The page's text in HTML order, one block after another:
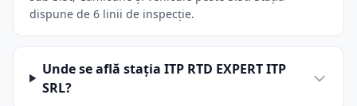
dispune de 6 linii de inspecție.
Unde se află stația ITP RTD EXPERT ITP
SRL?